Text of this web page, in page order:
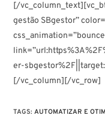
[/
gestão SBgestor”
er-
[/vc_column][/vc_row]
TAGS:AUTOMATIZAR E